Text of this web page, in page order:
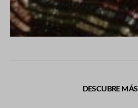
DESCUBRE MÁS